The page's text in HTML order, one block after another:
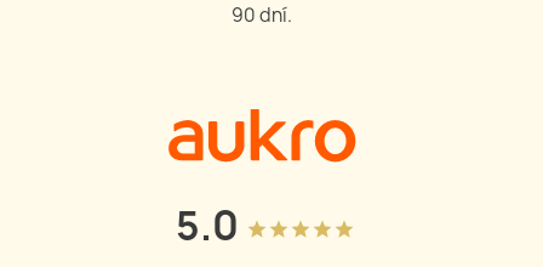
90 dní.
5.0 grade grade grade grade grade